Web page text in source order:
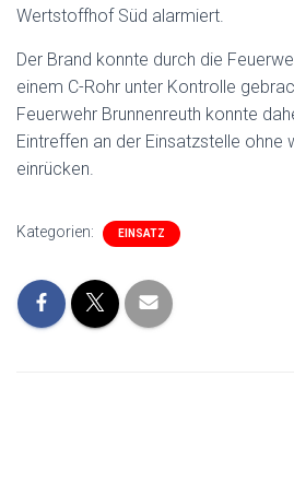
Wertstoffhof Süd alarmiert.
Der Brand konnte durch die
einem C-Rohr unter Kontrolle
Feuerwehr Brunnenreuth konnte
Eintreffen an der Einsatzstelle ohne
einrücken.
Kategorien: EINSATZ